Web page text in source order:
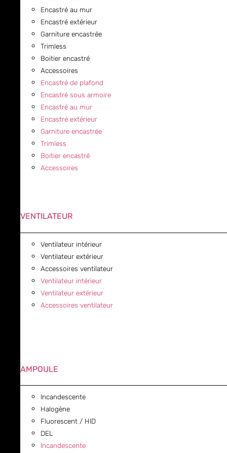
Encastré au mur
Encastré extérieur
Garniture encastrée
Trimless
Boitier encastré
Accessoires
Encastré de plafond
Encastré sous armoire
Encastré au mur
Encastré extérieur
Garniture encastrée
Trimless
Boitier encastré
Accessoires
VENTILATEUR
Ventilateur intérieur
Ventilateur extérieur
Accessoires ventilateur
Ventilateur intérieur
Ventilateur extérieur
Accessoires ventilateur
AMPOULE
Incandescente
Halogène
Fluorescent / HID
DEL
Incandescente